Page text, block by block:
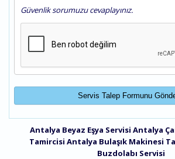
Güvenlik sorumuzu cevaplayınız.
Antalya Beyaz Eşya Servisi Antalya
Tamircisi Antalya Bulaşık Makinesi
Buzdolabı Servisi